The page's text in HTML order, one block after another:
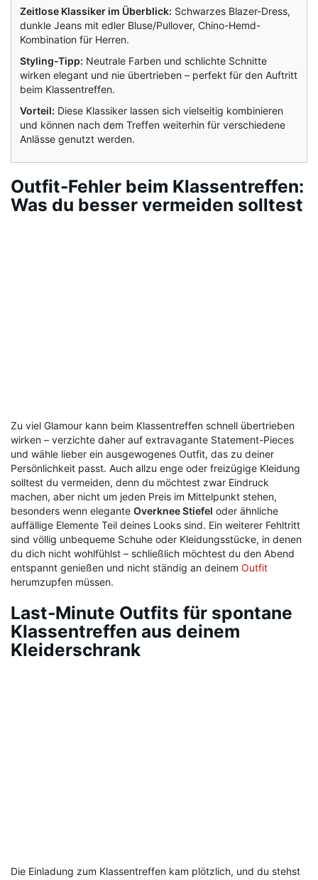
Zeitlose Klassiker im Überblick: Schwarzes Blazer-Dress,
dunkle Jeans mit edler Bluse/Pullover, Chino-Hemd-
Kombination für Herren.
Styling-Tipp: Neutrale Farben und schlichte Schnitte
wirken elegant und nie übertrieben – perfekt für den Auftritt
beim Klassentreffen.
Vorteil: Diese Klassiker lassen sich vielseitig kombinieren
und können nach dem Treffen weiterhin für verschiedene
Anlässe genutzt werden.
Outfit-Fehler beim Klassentreffen:
Was du besser vermeiden solltest
Zu viel Glamour kann beim Klassentreffen schnell übertrieben
wirken – verzichte daher auf extravagante Statement-Pieces
und wähle lieber ein ausgewogenes Outfit, das zu deiner
Persönlichkeit passt. Auch allzu enge oder freizügige Kleidung
solltest du vermeiden, denn du möchtest zwar Eindruck
machen, aber nicht um jeden Preis im Mittelpunkt stehen,
besonders wenn elegante Overknee Stiefel oder ähnliche
auffällige Elemente Teil deines Looks sind. Ein weiterer Fehltritt
sind völlig unbequeme Schuhe oder Kleidungsstücke, in denen
du dich nicht wohlfühlst – schließlich möchtest du den Abend
entspannt genießen und nicht ständig an deinem Outfit
herumzupfen müssen.
Last-Minute Outfits für spontane
Klassentreffen aus deinem
Kleiderschrank
Die Einladung zum Klassentreffen kam plötzlich, und du stehst